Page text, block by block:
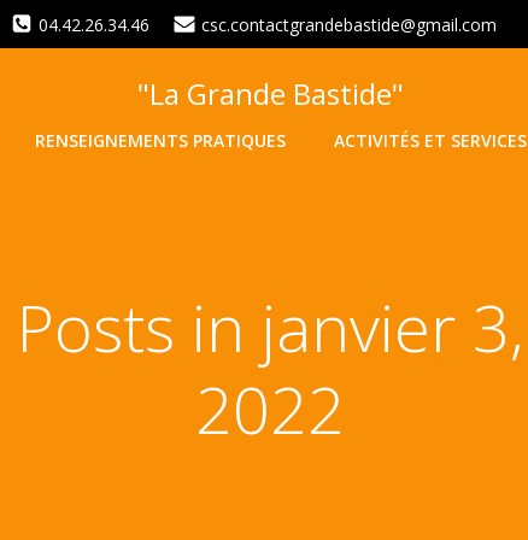
04.42.26.34.46 csc.contactgrandebastide@gmail.com
"La Grande Bastide"
RENSEIGNEMENTS PRATIQUES ACTIVITÉS ET SERVICES
Posts in janvier 3,
2022